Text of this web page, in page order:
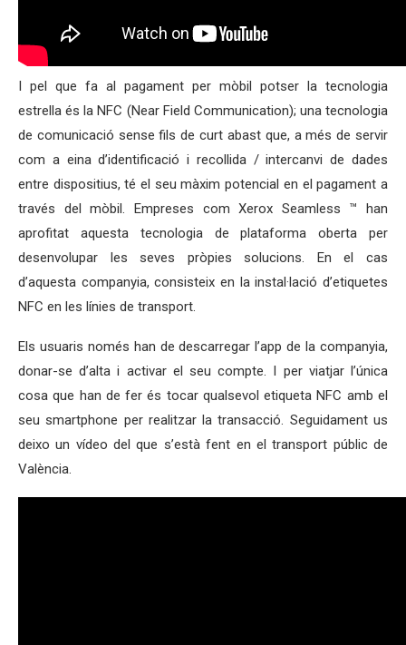
I pel que fa al pagament per mòbil potser la tecnologia
estrella és la NFC (Near Field Communication); una tecnologia
de comunicació sense fils de curt abast que, a més de servir
com a eina d’identificació i recollida / intercanvi de dades
entre dispositius, té el seu màxim potencial en el pagament a
través del mòbil. Empreses com Xerox Seamless ™ han
aprofitat aquesta tecnologia de plataforma oberta per
desenvolupar les seves pròpies solucions. En el cas
d’aquesta companyia, consisteix en la instal·lació d’etiquetes
NFC en les línies de transport.
Els usuaris només han de descarregar l’app de la companyia,
donar-se d’alta i activar el seu compte. I per viatjar l’única
cosa que han de fer és tocar qualsevol etiqueta NFC amb el
seu smartphone per realitzar la transacció. Seguidament us
deixo un vídeo del que s’està fent en el transport públic de
València.